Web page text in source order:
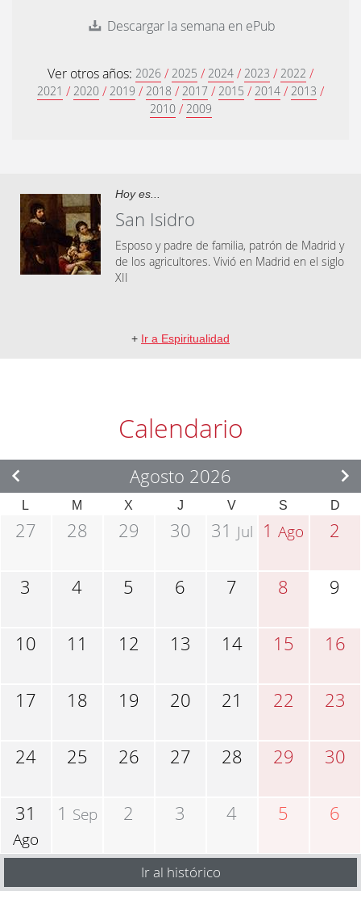
Descargar la semana en ePub
Ver otros años: 2026 / 2025 / 2024 / 2023 / 2022 /
2021 / 2020 / 2019 / 2018 / 2017 / 2015 / 2014 / 2013 /
2010 / 2009
Hoy es...
San Isidro
Esposo y padre de familia, patrón de Madrid y
de los agricultores. Vivió en Madrid en el siglo
XII
+ Ir a Espiritualidad
Calendario
Agosto 2026
L M X J V S D
27 28 29 30 31 Jul 1Ago 2
3 4 5 6 7 8 9
10 11 12 13 14 15 16
17 18 19 20 21 22 23
24 25 26 27 28 29 30
31
Ago
1 Sep 2 3 4 5 6
Ir al histórico